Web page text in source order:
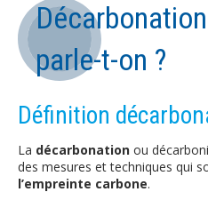
parle-t-on ?
Définition
La décarbonation ou
des mesures et techniques qui
l’empreinte carbone.